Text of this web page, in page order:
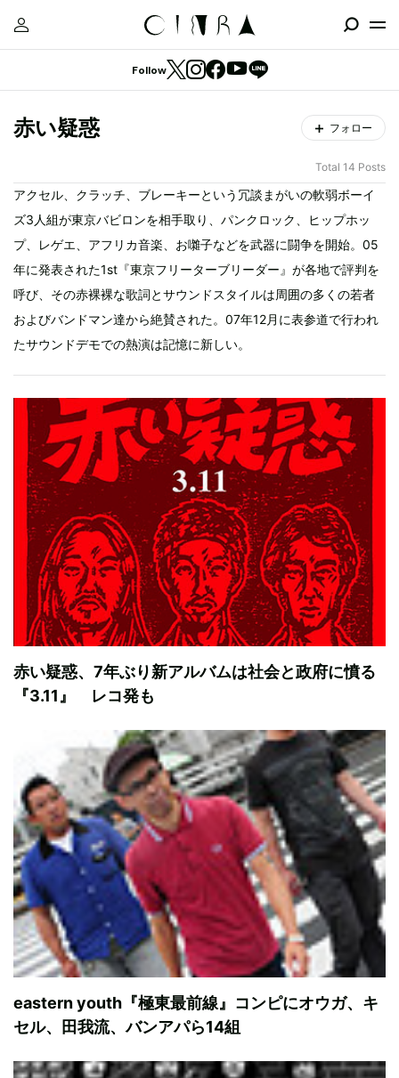
Follow
赤い疑惑 フォロー
Total 14 Posts
アクセル、クラッチ、ブレーキーという冗談まがいの軟弱ボーイ
ズ3人組が東京バビロンを相手取り、パンクロック、ヒップホッ
プ、レゲエ、アフリカ音楽、お囃子などを武器に闘争を開始。05
年に発表された1st『東京フリーターブリーダー』が各地で評判を
呼び、その赤裸裸な歌詞とサウンドスタイルは周囲の多くの若者
およびバンドマン達から絶賛された。07年12月に表参道で行われ
たサウンドデモでの熱演は記憶に新しい。
赤い疑惑、7年ぶり新アルバムは社会と政府に憤る
『3.11』 レコ発も
eastern youth『極東最前線』コンピにオウガ、キ
セル、田我流、バンアパら14組